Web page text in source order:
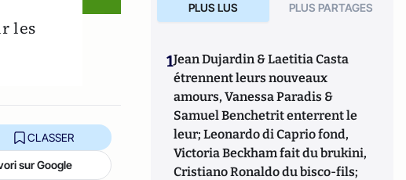
les
CLASSER
sur Google
PLUS LUS PLUS PARTAGES
1Jean Dujardin & Laetitia Casta
étrennent leurs nouveaux
amours, Vanessa Paradis &
Samuel Benchetrit enterrent le
leur; Leonardo di Caprio fond,
Victoria Beckham fait du brukini,
Cristiano Ronaldo du bisco-fils;